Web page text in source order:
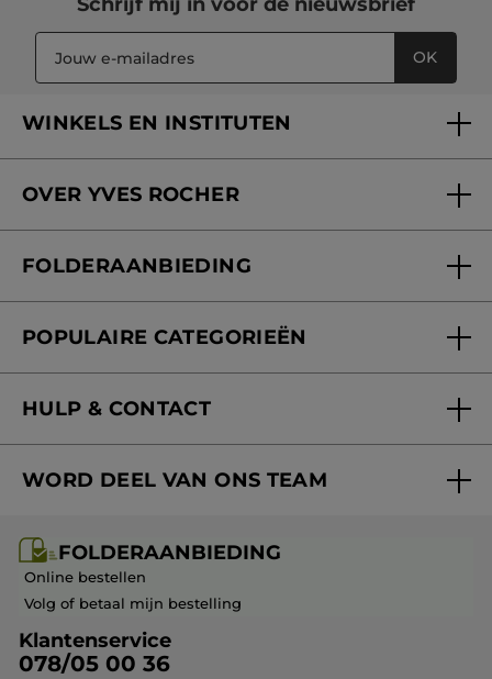
OK
WINKELS EN INSTITUTEN
Verzorging in onze Schoonheidsinstituten
OVER YVES ROCHER
Onze beloften
Blog Act Beautiful
FOLDERAANBIEDING
POPULAIRE CATEGORIEËN
Aanbiedingen
Cadeau-ideeën
Kerstcollectie
HULP & CONTACT
Mijn geschenken
Veelgestelde vragen
Contact opnemen
WORD DEEL VAN ONS TEAM
Franchisenemer of bedrijfsleider worden
FOLDERAANBIEDING
Online bestellen
Volg of betaal mijn bestelling
Klantenservice
078/05 00 36